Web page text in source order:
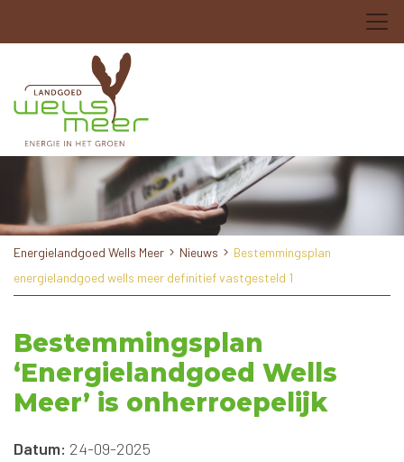
Energielandgoed Wells Meer Nieuws
Bestemmingsplan
energielandgoed wells meer definitief vastgesteld 1
Bestemmingsplan
‘Energielandgoed Wells
Meer’ is onherroepelijk
Datum: 24-09-2025